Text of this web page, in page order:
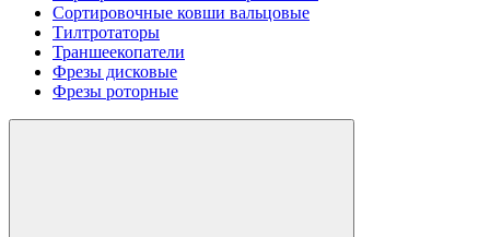
Сортировочные ковши вальцовые
Тилтротаторы
Траншеекопатели
Фрезы дисковые
Фрезы роторные